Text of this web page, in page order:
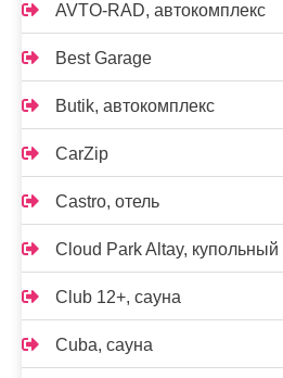
AVTO-RAD, автокомплекс
Best Garage
Butik, автокомплекс
CarZip
Castro, отель
Cloud Park Altay, купольный
Club 12+, сауна
Cuba, сауна